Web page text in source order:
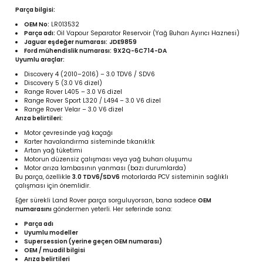
Parça bilgisi:
OEM No: LR013532
Parça adı: Oil Vapour Separator Reservoir (Yağ Buharı Ayırıcı Haznesi)
Jaguar eşdeğer numarası: JDE9859
Ford mühendislik numarası: 9X2Q-6C714-DA
Uyumlu araçlar:
Discovery 4 (2010–2016) – 3.0 TDV6 / SDV6
Discovery 5 (3.0 V6 dizel)
Range Rover L405 – 3.0 V6 dizel
Range Rover Sport L320 / L494 – 3.0 V6 dizel
Range Rover Velar – 3.0 V6 dizel
Arıza belirtileri:
Motor çevresinde yağ kaçağı
Karter havalandırma sisteminde tıkanıklık
Artan yağ tüketimi
Motorun düzensiz çalışması veya yağ buharı oluşumu
Motor arıza lambasının yanması (bazı durumlarda)
Bu parça, özellikle 3.0 TDV6/SDV6 motorlarda PCV sisteminin sağlıklı
çalışması için önemlidir.
Eğer sürekli Land Rover parça sorguluyorsan, bana sadece OEM
numarasını göndermen yeterli. Her seferinde sana:
Parça adı
Uyumlu modeller
Supersession (yerine geçen OEM numarası)
OEM / muadil bilgisi
Arıza belirtileri